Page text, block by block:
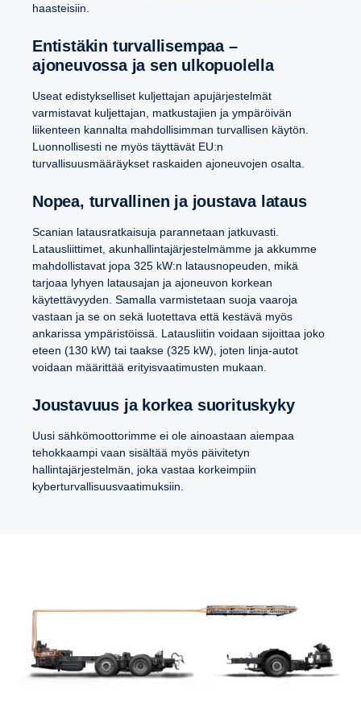
haasteisiin.
Entistäkin turvallisempaa –
ajoneuvossa ja sen ulkopuolella
Useat edistykselliset kuljettajan apujärjestelmät
varmistavat kuljettajan, matkustajien ja ympäröivän
liikenteen kannalta mahdollisimman turvallisen käytön.
Luonnollisesti ne myös täyttävät EU:n
turvallisuusmääräykset raskaiden ajoneuvojen osalta.
Nopea, turvallinen ja joustava lataus
Scanian latausratkaisuja parannetaan jatkuvasti.
Latausliittimet, akunhallintajärjestelmämme ja akkumme
mahdollistavat jopa 325 kW:n latausnopeuden, mikä
tarjoaa lyhyen latausajan ja ajoneuvon korkean
käytettävyyden. Samalla varmistetaan suoja vaaroja
vastaan ja se on sekä luotettava että kestävä myös
ankarissa ympäristöissä. Latausliitin voidaan sijoittaa joko
eteen (130 kW) tai taakse (325 kW), joten linja-autot
voidaan määrittää erityisvaatimusten mukaan.
Joustavuus ja korkea suorituskyky
Uusi sähkömoottorimme ei ole ainoastaan aiempaa
tehokkaampi vaan sisältää myös päivitetyn
hallintajärjestelmän, joka vastaa korkeimpiin
kyberturvallisuusvaatimuksiin.